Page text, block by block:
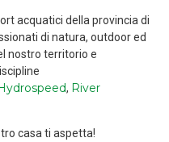
acquatici della provincia di
di natura, outdoor ed
nostro territorio e
Hydrospeed, River
casa ti aspetta!